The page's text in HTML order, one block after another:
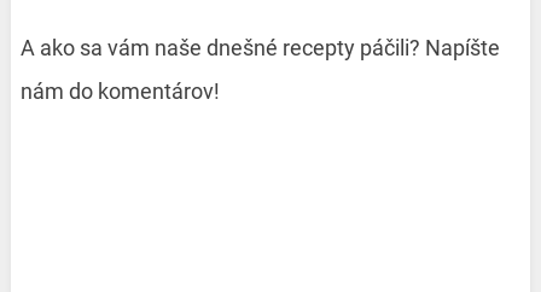
A ako sa vám naše dnešné recepty páčili? Napíšte
nám do komentárov!